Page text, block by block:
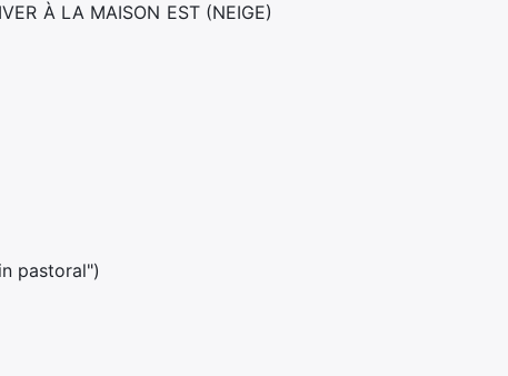
À LA MAISON EST (NEIGE)
pastoral")